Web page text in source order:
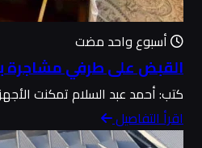
أسبوع واحد مضت
القبض على طرفي مشاجرة
كتب: أحمد عبد السلام تمكنت
اقرأ التفاصيل